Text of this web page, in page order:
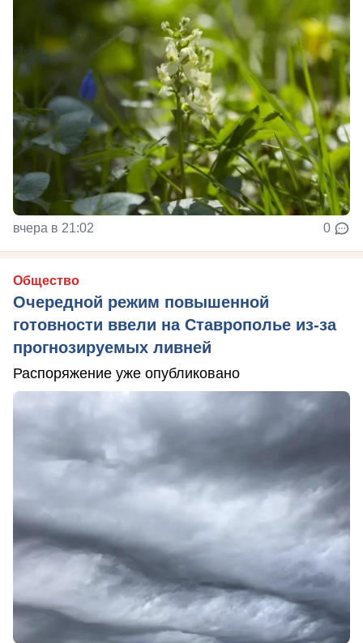
вчера в 21:02 0
Общество
Очередной режим повышенной
готовности ввели на Ставрополье из-за
прогнозируемых ливней
Распоряжение уже опубликовано